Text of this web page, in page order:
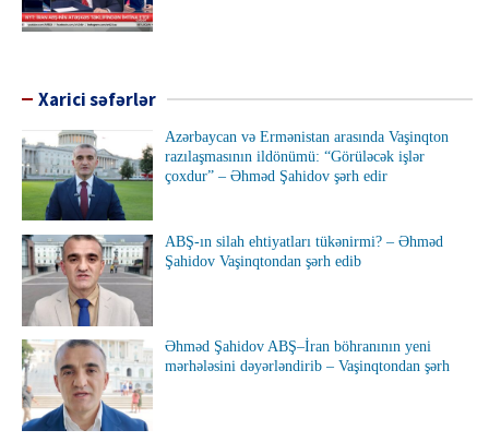
Xarici səfərlər
Azərbaycan və Ermənistan arasında Vaşinqton
razılaşmasının ildönümü: “Görüləcək işlər
çoxdur” – Əhməd Şahidov şərh edir
ABŞ-ın silah ehtiyatları tükənirmi? – Əhməd
Şahidov Vaşinqtondan şərh edib
Əhməd Şahidov ABŞ–İran böhranının yeni
mərhələsini dəyərləndirib – Vaşinqtondan şərh